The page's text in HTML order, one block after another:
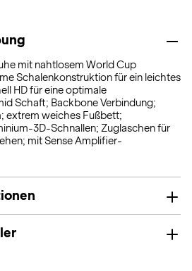
mit nahtlosem World Cup
Schalenkonstruktion für ein leichtes
HD für eine optimale
Schaft; Backbone Verbindung;
extrem weiches Fußbett;
3D-Schnallen; Zuglaschen für
mit Sense Amplifier-